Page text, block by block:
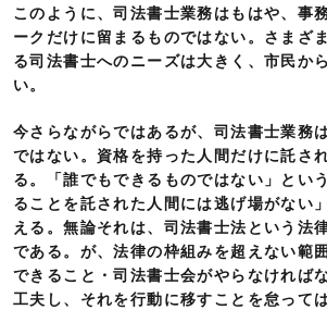
このように、司法書士業務はもはや、事
ークだけに留まるものではない。さまざ
る司法書士へのニーズは大きく、市民か
い。
今さらながらではあるが、司法書士業務
ではない。資格を持った人間だけに託さ
る。「誰でもできるものではない」とい
ることを託された人間には逃げ場がない
える。無論それは、司法書士法という法
である。が、法律の枠組みを超えない範
できること・司法書士会がやらなければ
工夫し、それを行動に移すことを怠って